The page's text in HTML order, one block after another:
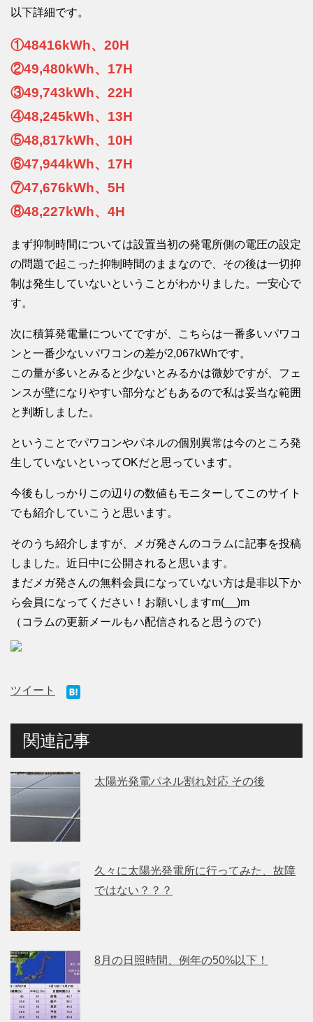
以下詳細です。
①48416kWh、20H
②49,480kWh、17H
③49,743kWh、22H
④48,245kWh、13H
⑤48,817kWh、10H
⑥47,944kWh、17H
⑦47,676kWh、5H
⑧48,227kWh、4H
まず抑制時間については設置当初の発電所側の電圧の設定
の問題で起こった抑制時間のままなので、その後は一切抑
制は発生していないということがわかりました。一安心で
す。
次に積算発電量についてですが、こちらは一番多いパワコ
ンと一番少ないパワコンの差が2,067kWhです。
この量が多いとみると少ないとみるかは微妙ですが、フェ
ンスが壁になりやすい部分などもあるので私は妥当な範囲
と判断しました。
ということでパワコンやパネルの個別異常は今のところ発
生していないといってOKだと思っています。
今後もしっかりこの辺りの数値もモニターしてこのサイト
でも紹介していこうと思います。
そのうち紹介しますが、メガ発さんのコラムに記事を投稿
しました。近日中に公開されると思います。
まだメガ発さんの無料会員になっていない方は是非以下か
ら会員になってください！お願いしますm(__)m
（コラムの更新メールもハ配信されると思うので）
ツイート
関連記事
太陽光発電パネル割れ対応 その後
久々に太陽光発電所に行ってみた、故障
ではない？？？
8月の日照時間、例年の50%以下！